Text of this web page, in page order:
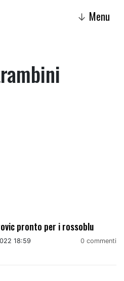
↓ Menu
pronto per i rossoblu
18:59 0 commenti